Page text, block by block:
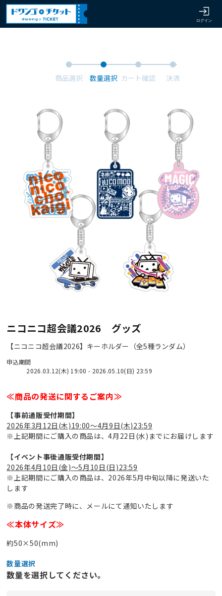
商品選択 数量選択 カート確認 決済
ニコニコ超会議2026 グッズ
【ニコニコ超会議2026】キーホルダー（全5種ランダム）
申込期間
2026.03.12(木) 19:00 - 2026.05.10(日) 23:59
≪商品の発送に関するご案内≫
【事前通販受付期間】
2026年3月12日(木)19:00～4月9日(木)23:59
※上記期間にご購入の商品は、4月22日(水)までにお届けします
【イベント事後通販受付期間】
2026年4月10日(金)～5月10日(日)23:59
※上記期間にご購入の商品は、2026年5月中旬以降に発送いた
します
※商品の発送完了時に、メールにて通知いたします
≪本体サイズ≫
約50×50(mm)
数量選択
数量を選択してください。